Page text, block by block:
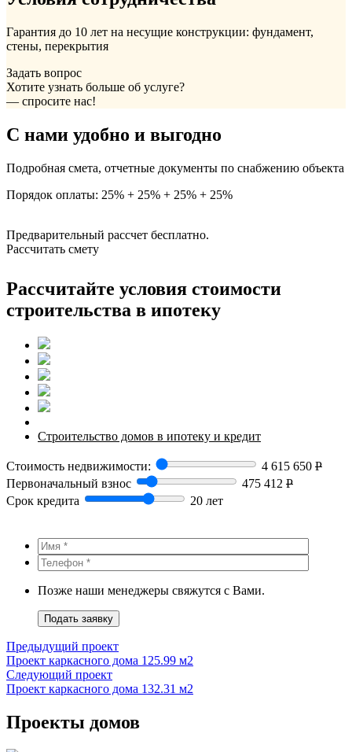
Гарантия до 10 лет на несущие конструкции: фундамент,
стены, перекрытия
Задать вопрос
Хотите узнать больше об услуге?
— спросите нас!
С нами удобно и выгодно
Подробная смета, отчетные документы по снабжению объекта
Порядок оплаты: 25% + 25% + 25% + 25%
Предварительный рассчет бесплатно.
Рассчитать смету
Рассчитайте условия стоимости
строительства в ипотеку
Строительство домов в ипотеку и кредит
Стоимость недвижимости: 4 615 650 Р
Первоначальный взнос
475 412 Р
Срок кредита
20 лет
Позже наши менеджеры свяжутся с Вами.
Подать заявку
Предыдущий проект
Проект каркасного дома 125.99 м2
Следующий проект
Проект каркасного дома 132.31 м2
Проекты домов